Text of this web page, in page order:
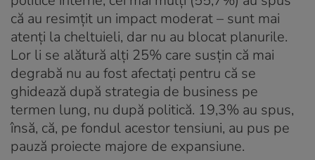
că au resimțit un impact moderat – sunt mai
atenți la cheltuieli, dar nu au blocat planurile.
Lor li se alătură alți 25% care susțin că mai
degrabă nu au fost afectați pentru că se
ghidează după strategia de business pe
termen lung, nu după politică. 19,3% au spus,
însă, că, pe fondul acestor tensiuni, au pus pe
pauză proiecte majore de expansiune.